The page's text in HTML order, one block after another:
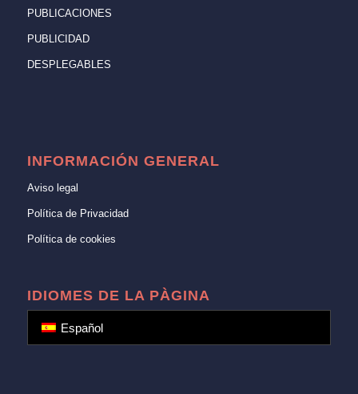
PUBLICACIONES
PUBLICIDAD
DESPLEGABLES
INFORMACIÓN GENERAL
Aviso legal
Política de Privacidad
Política de cookies
IDIOMES DE LA PÀGINA
Español